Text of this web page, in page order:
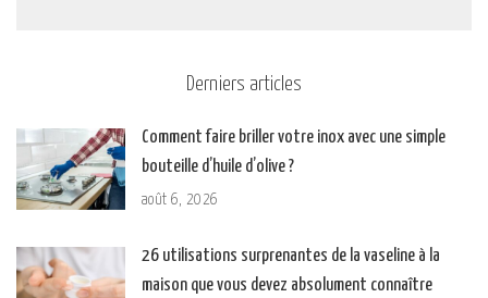
Derniers articles
Comment faire briller votre inox avec une simple
bouteille d’huile d’olive ?
août 6, 2026
26 utilisations surprenantes de la vaseline à la
maison que vous devez absolument connaître